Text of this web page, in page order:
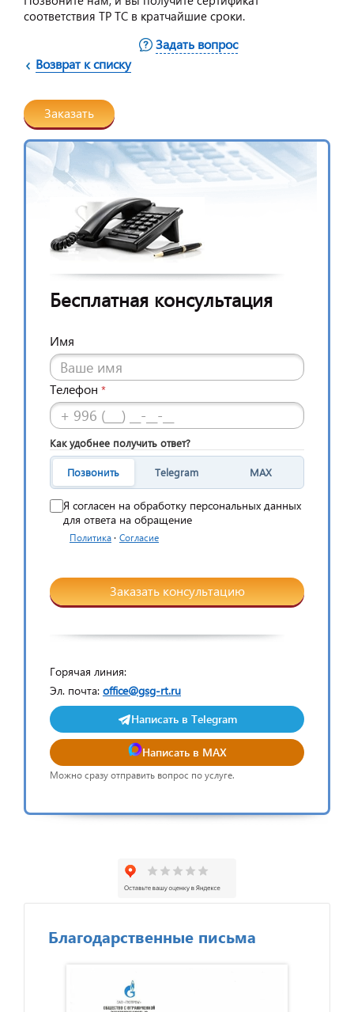
соответствия ТР ТС в кратчайшие сроки.
Возврат к списку
Задать вопрос
Заказать
Бесплатная консультация
Имя
Телефон *
Как удобнее получить ответ?
Позвонить Telegram MAX
Я согласен на обработку персональных данных
для ответа на обращение
Политика · Согласие
Заказать консультацию
Горячая линия:
Эл. почта: office@gsg-rt.ru
Написать в Telegram
Написать в MAX
Можно сразу отправить вопрос по услуге.
Благодарственные письма